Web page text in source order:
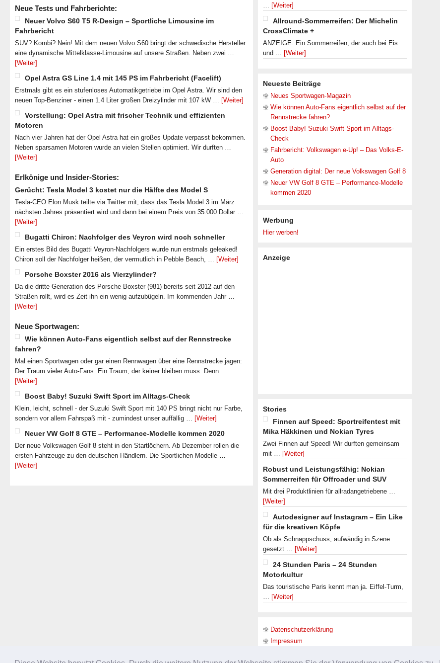
Neue Tests und Fahrberichte:
Neuer Volvo S60 T5 R-Design – Sportliche Limousine im
Fahrbericht
SUV? Kombi? Nein! Mit dem neuen Volvo S60 bringt der schwedische Hersteller
eine dynamische Mittelklasse-Limousine auf unsere Straßen. Neben zwei …
[Weiter]
Opel Astra GS Line 1.4 mit 145 PS im Fahrbericht (Facelift)
Erstmals gibt es ein stufenloses Automatikgetriebe im Opel Astra. Wir sind den
neuen Top-Benziner - einen 1.4 Liter großen Dreizylinder mit 107 kW … [Weiter]
Vorstellung: Opel Astra mit frischer Technik und effizienten
Motoren
Nach vier Jahren hat der Opel Astra hat ein großes Update verpasst bekommen.
Neben sparsamen Motoren wurde an vielen Stellen optimiert. Wir durften …
[Weiter]
Erlkönige und Insider-Stories:
Gerücht: Tesla Model 3 kostet nur die Hälfte des Model S
Tesla-CEO Elon Musk teilte via Twitter mit, dass das Tesla Model 3 im März
nächsten Jahres präsentiert wird und dann bei einem Preis von 35.000 Dollar …
[Weiter]
Bugatti Chiron: Nachfolger des Veyron wird noch schneller
Ein erstes Bild des Bugatti Veyron-Nachfolgers wurde nun erstmals geleaked!
Chiron soll der Nachfolger heißen, der vermutlich in Pebble Beach, … [Weiter]
Porsche Boxster 2016 als Vierzylinder?
Da die dritte Generation des Porsche Boxster (981) bereits seit 2012 auf den
Straßen rollt, wird es Zeit ihn ein wenig aufzubügeln. Im kommenden Jahr …
[Weiter]
Neue Sportwagen:
Wie können Auto-Fans eigentlich selbst auf der Rennstrecke
fahren?
Mal einen Sportwagen oder gar einen Rennwagen über eine Rennstrecke jagen:
Der Traum vieler Auto-Fans. Ein Traum, der keiner bleiben muss. Denn …
[Weiter]
Boost Baby! Suzuki Swift Sport im Alltags-Check
Klein, leicht, schnell - der Suzuki Swift Sport mit 140 PS bringt nicht nur Farbe,
sondern vor allem Fahrspaß mit - zumindest unser auffällig … [Weiter]
Neuer VW Golf 8 GTE – Performance-Modelle kommen 2020
Der neue Volkswagen Golf 8 steht in den Startlöchern. Ab Dezember rollen die
ersten Fahrzeuge zu den deutschen Händlern. Die Sportlichen Modelle …
[Weiter]
… [Weiter]
Allround-Sommerreifen: Der Michelin
CrossClimate +
ANZEIGE: Ein Sommerreifen, der auch bei Eis
und … [Weiter]
Neueste Beiträge
Neues Sportwagen-Magazin
Wie können Auto-Fans eigentlich selbst auf der
Rennstrecke fahren?
Boost Baby! Suzuki Swift Sport im Alltags-
Check
Fahrbericht: Volkswagen e-Up! – Das Volks-E-
Auto
Generation digital: Der neue Volkswagen Golf 8
Neuer VW Golf 8 GTE – Performance-Modelle
kommen 2020
Werbung
Hier werben!
Anzeige
Stories
Finnen auf Speed: Sportreifentest mit
Mika Häkkinen und Nokian Tyres
Zwei Finnen auf Speed! Wir durften gemeinsam
mit … [Weiter]
Robust und Leistungsfähig: Nokian
Sommerreifen für Offroader und SUV
Mit drei Produktlinien für allradangetriebene …
[Weiter]
Autodesigner auf Instagram – Ein Like
für die kreativen Köpfe
Ob als Schnappschuss, aufwändig in Szene
gesetzt … [Weiter]
24 Stunden Paris – 24 Stunden
Motorkultur
Das touristische Paris kennt man ja. Eiffel-Turm,
… [Weiter]
Datenschutzerklärung
Impressum